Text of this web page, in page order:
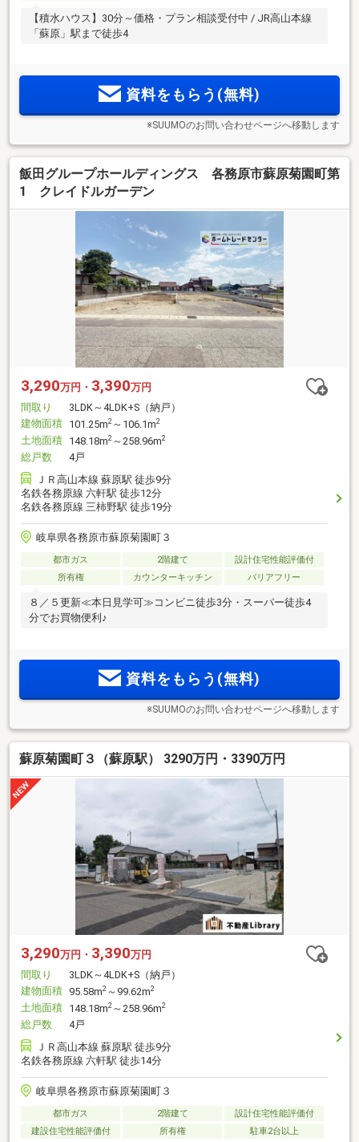
【積水ハウス】30分～価格・プラン相談受付中 / JR高山本線
「蘇原」駅まで徒歩4
資料をもらう(無料)
※SUUMOのお問い合わせページへ移動します
飯田グループホールディングス 各務原市蘇原菊園町第
1 クレイドルガーデン
3,290万円・ 3,390万円
間取り
3LDK～4LDK+S（納戸）
建物面積 101.25m2 ～106.1m2
土地面積 148.18m2 ～258.96m2
総戸数
4戸
ＪＲ高山本線 蘇原駅 徒歩9分
名鉄各務原線 六軒駅 徒歩12分
名鉄各務原線 三柿野駅 徒歩19分
岐阜県各務原市蘇原菊園町３
都市ガス 2階建て
設計住宅性能評価付
所有権
カウンターキッチン バリアフリー
８／５更新≪本日見学可≫コンビニ徒歩3分・スーパー徒歩4
分でお買物便利♪
資料をもらう(無料)
※SUUMOのお問い合わせページへ移動します
蘇原菊園町３（蘇原駅） 3290万円・3390万円
3,290万円・ 3,390万円
間取り
3LDK～4LDK+S（納戸）
建物面積 95.58m2 ～99.62m2
土地面積 148.18m2 ～258.96m2
総戸数
4戸
ＪＲ高山本線 蘇原駅 徒歩9分
名鉄各務原線 六軒駅 徒歩14分
岐阜県各務原市蘇原菊園町３
都市ガス 2階建て
設計住宅性能評価付
建設住宅性能評価付
所有権 駐車2台以上